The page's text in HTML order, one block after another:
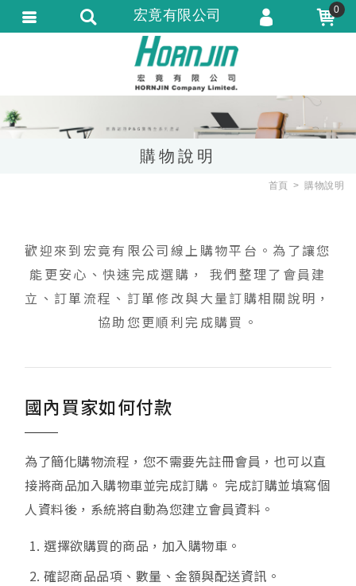
購物說明
首頁 購物說明
歡迎來到宏竟有限公司線上購物平台。為了讓您
能更安心、快速完成選購， 我們整理了會員建
立、訂單流程、訂單修改與大量訂購相關說明，
協助您更順利完成購買。
國內買家如何付款
為了簡化購物流程，您不需要先註冊會員，也可以直
接將商品加入購物車並完成訂購。 完成訂購並填寫個
人資料後，系統將自動為您建立會員資料。
選擇欲購買的商品，加入購物車。
確認商品品項、數量、金額與配送資訊。
宏竟有限公司 0
會員登入
會員註冊
訂單查詢
匯款通知